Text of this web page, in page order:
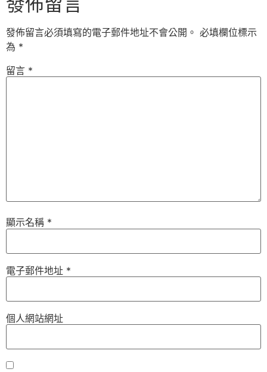
發佈留言必須填寫的電子郵件地址不會公開。 必填欄位標示
為 *
留言 *
顯示名稱 *
電子郵件地址 *
個人網站網址